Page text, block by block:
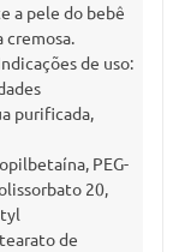
a pele do bebê
cremosa.
de uso:
purificada,
PEG-
20,
de